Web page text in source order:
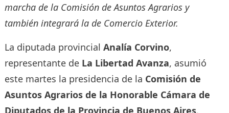
marcha de la Comisión de Asuntos Agrarios y
también integrará la de Comercio Exterior.
La diputada provincial Analía Corvino,
representante de La Libertad Avanza, asumió
este martes la presidencia de la Comisión de
Asuntos Agrarios de la Honorable Cámara de
Diputados de la Provincia de Buenos Aires,